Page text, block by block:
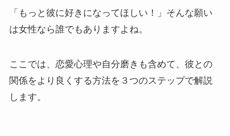
「もっと彼に好きになってほしい！」そんな願い
は女性なら誰でもありますよね。
ここでは、恋愛心理や自分磨きも含めて、彼との
関係をより良くする方法を３つのステップで解説
します。